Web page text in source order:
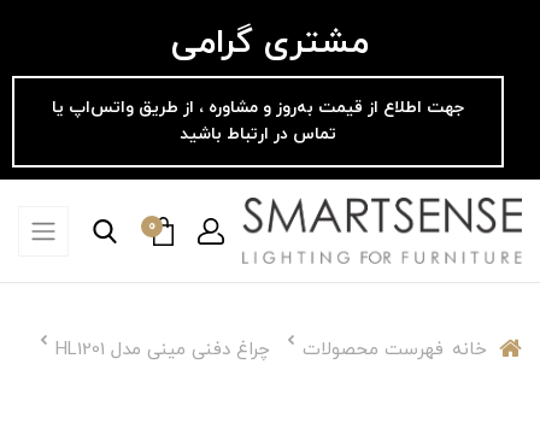
مشتری گرامی
جهت اطلاع از قیمت به‌روز و مشاوره ، از طریق واتس‌اپ یا
تماس در ارتباط باشید
0
خانه فهرست محصولات چراغ دفنی مینی مدل HL1201